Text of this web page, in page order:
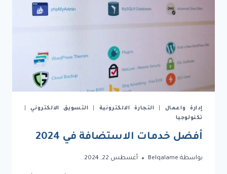
إدارة واعمال التجارة الالكترونية التسويق الالكتروني|
تكنولوجيا
أفضل خدمات الاستضافة في 2024
بواسطة Belqalame أغسطس 22, 2024